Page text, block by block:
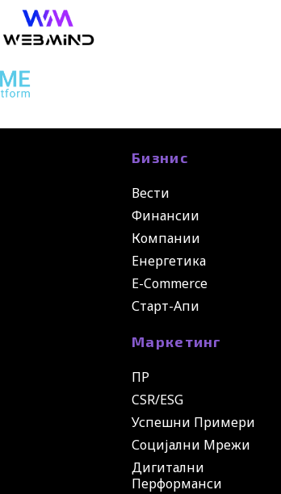
Бизнис
Вести
Финансии
Компании
Енергетика
E-Commerce
Старт-Апи
Маркетинг
ПР
CSR/ESG
Успешни Примери
Социјални Мрежи
Дигитални
Перформанси